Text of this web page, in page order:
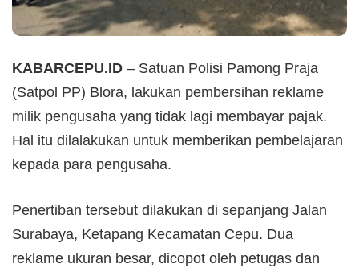
KABARCEPU.ID – Satuan Polisi Pamong Praja
(Satpol PP) Blora, lakukan pembersihan reklame
milik pengusaha yang tidak lagi membayar pajak.
Hal itu dilalakukan untuk memberikan pembelajaran
kepada para pengusaha.
Penertiban tersebut dilakukan di sepanjang Jalan
Surabaya, Ketapang Kecamatan Cepu. Dua
reklame ukuran besar, dicopot oleh petugas dan